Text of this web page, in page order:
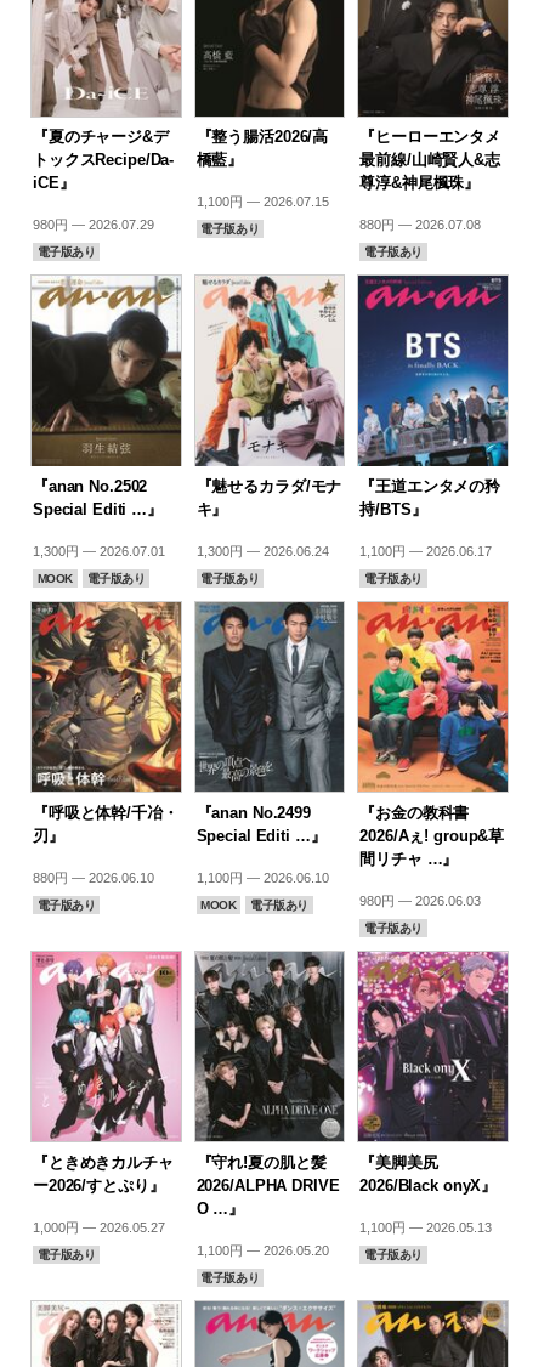
『夏のチャージ&デ
トックスRecipe/Da-
iCE』
980円 — 2026.07.29
電子版あり
『整う腸活2026/高
橋藍』
1,100円 — 2026.07.15
電子版あり
『ヒーローエンタメ
最前線/山崎賢人&志
尊淳&神尾楓珠』
880円 — 2026.07.08
電子版あり
『anan No.2502
Special Editi …』
1,300円 — 2026.07.01
MOOK 電子版あり
『魅せるカラダ/モナ
キ』
1,300円 — 2026.06.24
電子版あり
『王道エンタメの矜
持/BTS』
1,100円 — 2026.06.17
電子版あり
『呼吸と体幹/千冶・
刃』
880円 — 2026.06.10
電子版あり
『anan No.2499
Special Editi …』
1,100円 — 2026.06.10
MOOK 電子版あり
『お金の教科書
2026/Aぇ! group&草
間リチャ …』
980円 — 2026.06.03
電子版あり
『ときめきカルチャ
ー2026/すとぷり』
1,000円 — 2026.05.27
電子版あり
『守れ!夏の肌と髪
2026/ALPHA DRIVE
O …』
1,100円 — 2026.05.20
電子版あり
『美脚美尻
2026/Black onyX』
1,100円 — 2026.05.13
電子版あり